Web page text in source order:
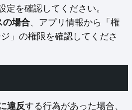
定を確認してください。
場合、アプリ情報から「権
」の権限を確認してくださ
違反する行為があった場合、